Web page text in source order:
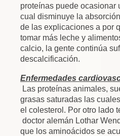
proteínas puede ocasionar
cual disminuye la
de las explicaciones a por
tomar más leche y
calcio, la gente continúa
descalcificación.
Enfermedades
Las proteínas animales,
grasas saturadas las
el colesterol. Por otro lado
doctor alemán Lothar
que los aminoácidos se